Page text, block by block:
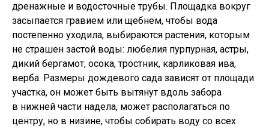
дренажные и водосточные трубы. Площадка вокруг
засыпается гравием или щебнем, чтобы вода
постепенно уходила, выбираются растения, которым
не страшен застой воды: любелия пурпурная, астры,
дикий бергамот, осока, тростник, карликовая ива,
верба. Размеры дождевого сада зависят от площади
участка, он может быть вытянут вдоль забора
в нижней части надела, может располагаться по
центру, но в низине, чтобы собирать воду со всех